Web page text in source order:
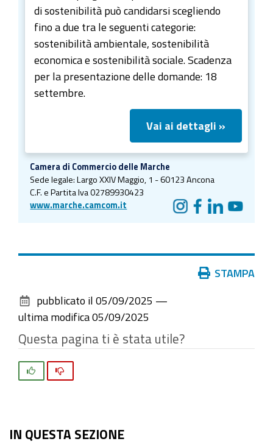
di sostenibilità può candidarsi scegliendo
fino a due tra le seguenti categorie:
sostenibilità ambientale, sostenibilità
economica e sostenibilità sociale. Scadenza
per la presentazione delle domande: 18
settembre.
Vai ai dettagli »
Camera di Commercio delle Marche
Sede legale:Largo XXIV Maggio, 1 - 60123 Ancona
C.F. e Partita Iva 02789930423
www.marche.camcom.it
documento
STAMPA
pubblicato il 05/09/2025 —
ultima modifica 05/09/2025
Questa pagina ti è stata utile?
IN QUESTA SEZIONE